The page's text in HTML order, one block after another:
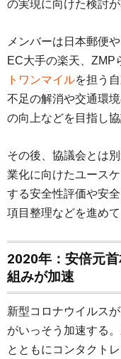
の実現に向けた検討が
メンバーは日本郵便
EC大手の楽天、ZMP
トワンマイルを担う
不足の解消や交通環
の向上などを目指し
その後、協議会とは
業化に向けたユース
する安全性評価や安
項目整理などを進めて
2020年：安倍元
組みが加速
新型コロナウイルス
がいっそう加速する
とともにコンタクト